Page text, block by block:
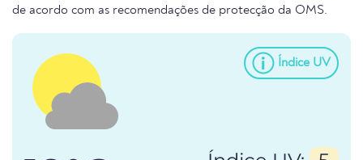
de acordo com as recomendações de protecção da OMS.
Índice UV